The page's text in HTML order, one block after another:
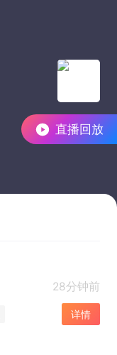
直播回放
28分钟前
详情